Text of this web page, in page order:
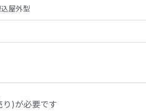
屋外型
り)が必要です